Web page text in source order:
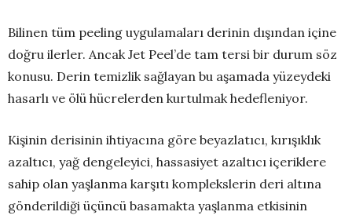
Bilinen tüm peeling uygulamaları derinin dışından içine
doğru ilerler. Ancak Jet Peel’de tam tersi bir durum söz
konusu. Derin temizlik sağlayan bu aşamada yüzeydeki
hasarlı ve ölü hücrelerden kurtulmak hedefleniyor.
Kişinin derisinin ihtiyacına göre beyazlatıcı, kırışıklık
azaltıcı, yağ dengeleyici, hassasiyet azaltıcı içeriklere
sahip olan yaşlanma karşıtı komplekslerin deri altına
gönderildiği üçüncü basamakta yaşlanma etkisinin